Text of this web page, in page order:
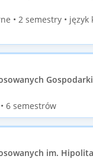
• 2 semestry • język
6 semestrów
im.